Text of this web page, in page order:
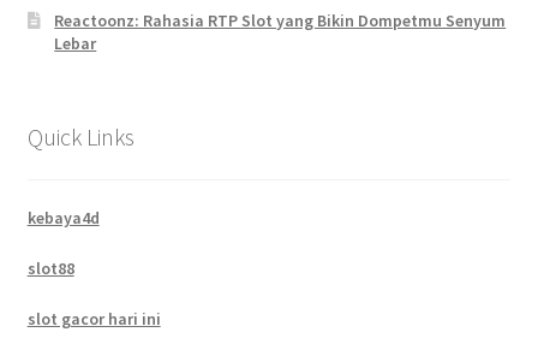
Reactoonz: Rahasia RTP Slot yang Bikin Dompetmu Senyum
Lebar
Quick Links
kebaya4d
slot88
slot gacor hari ini